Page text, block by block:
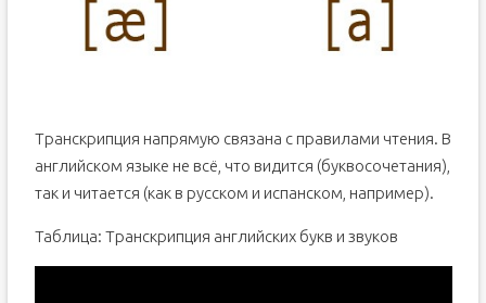
Транскрипция напрямую связана с правилами чтения. В
английском языке не всё, что видится (буквосочетания),
так и читается (как в русском и испанском, например).
Таблица: Транскрипция английских букв и звуков